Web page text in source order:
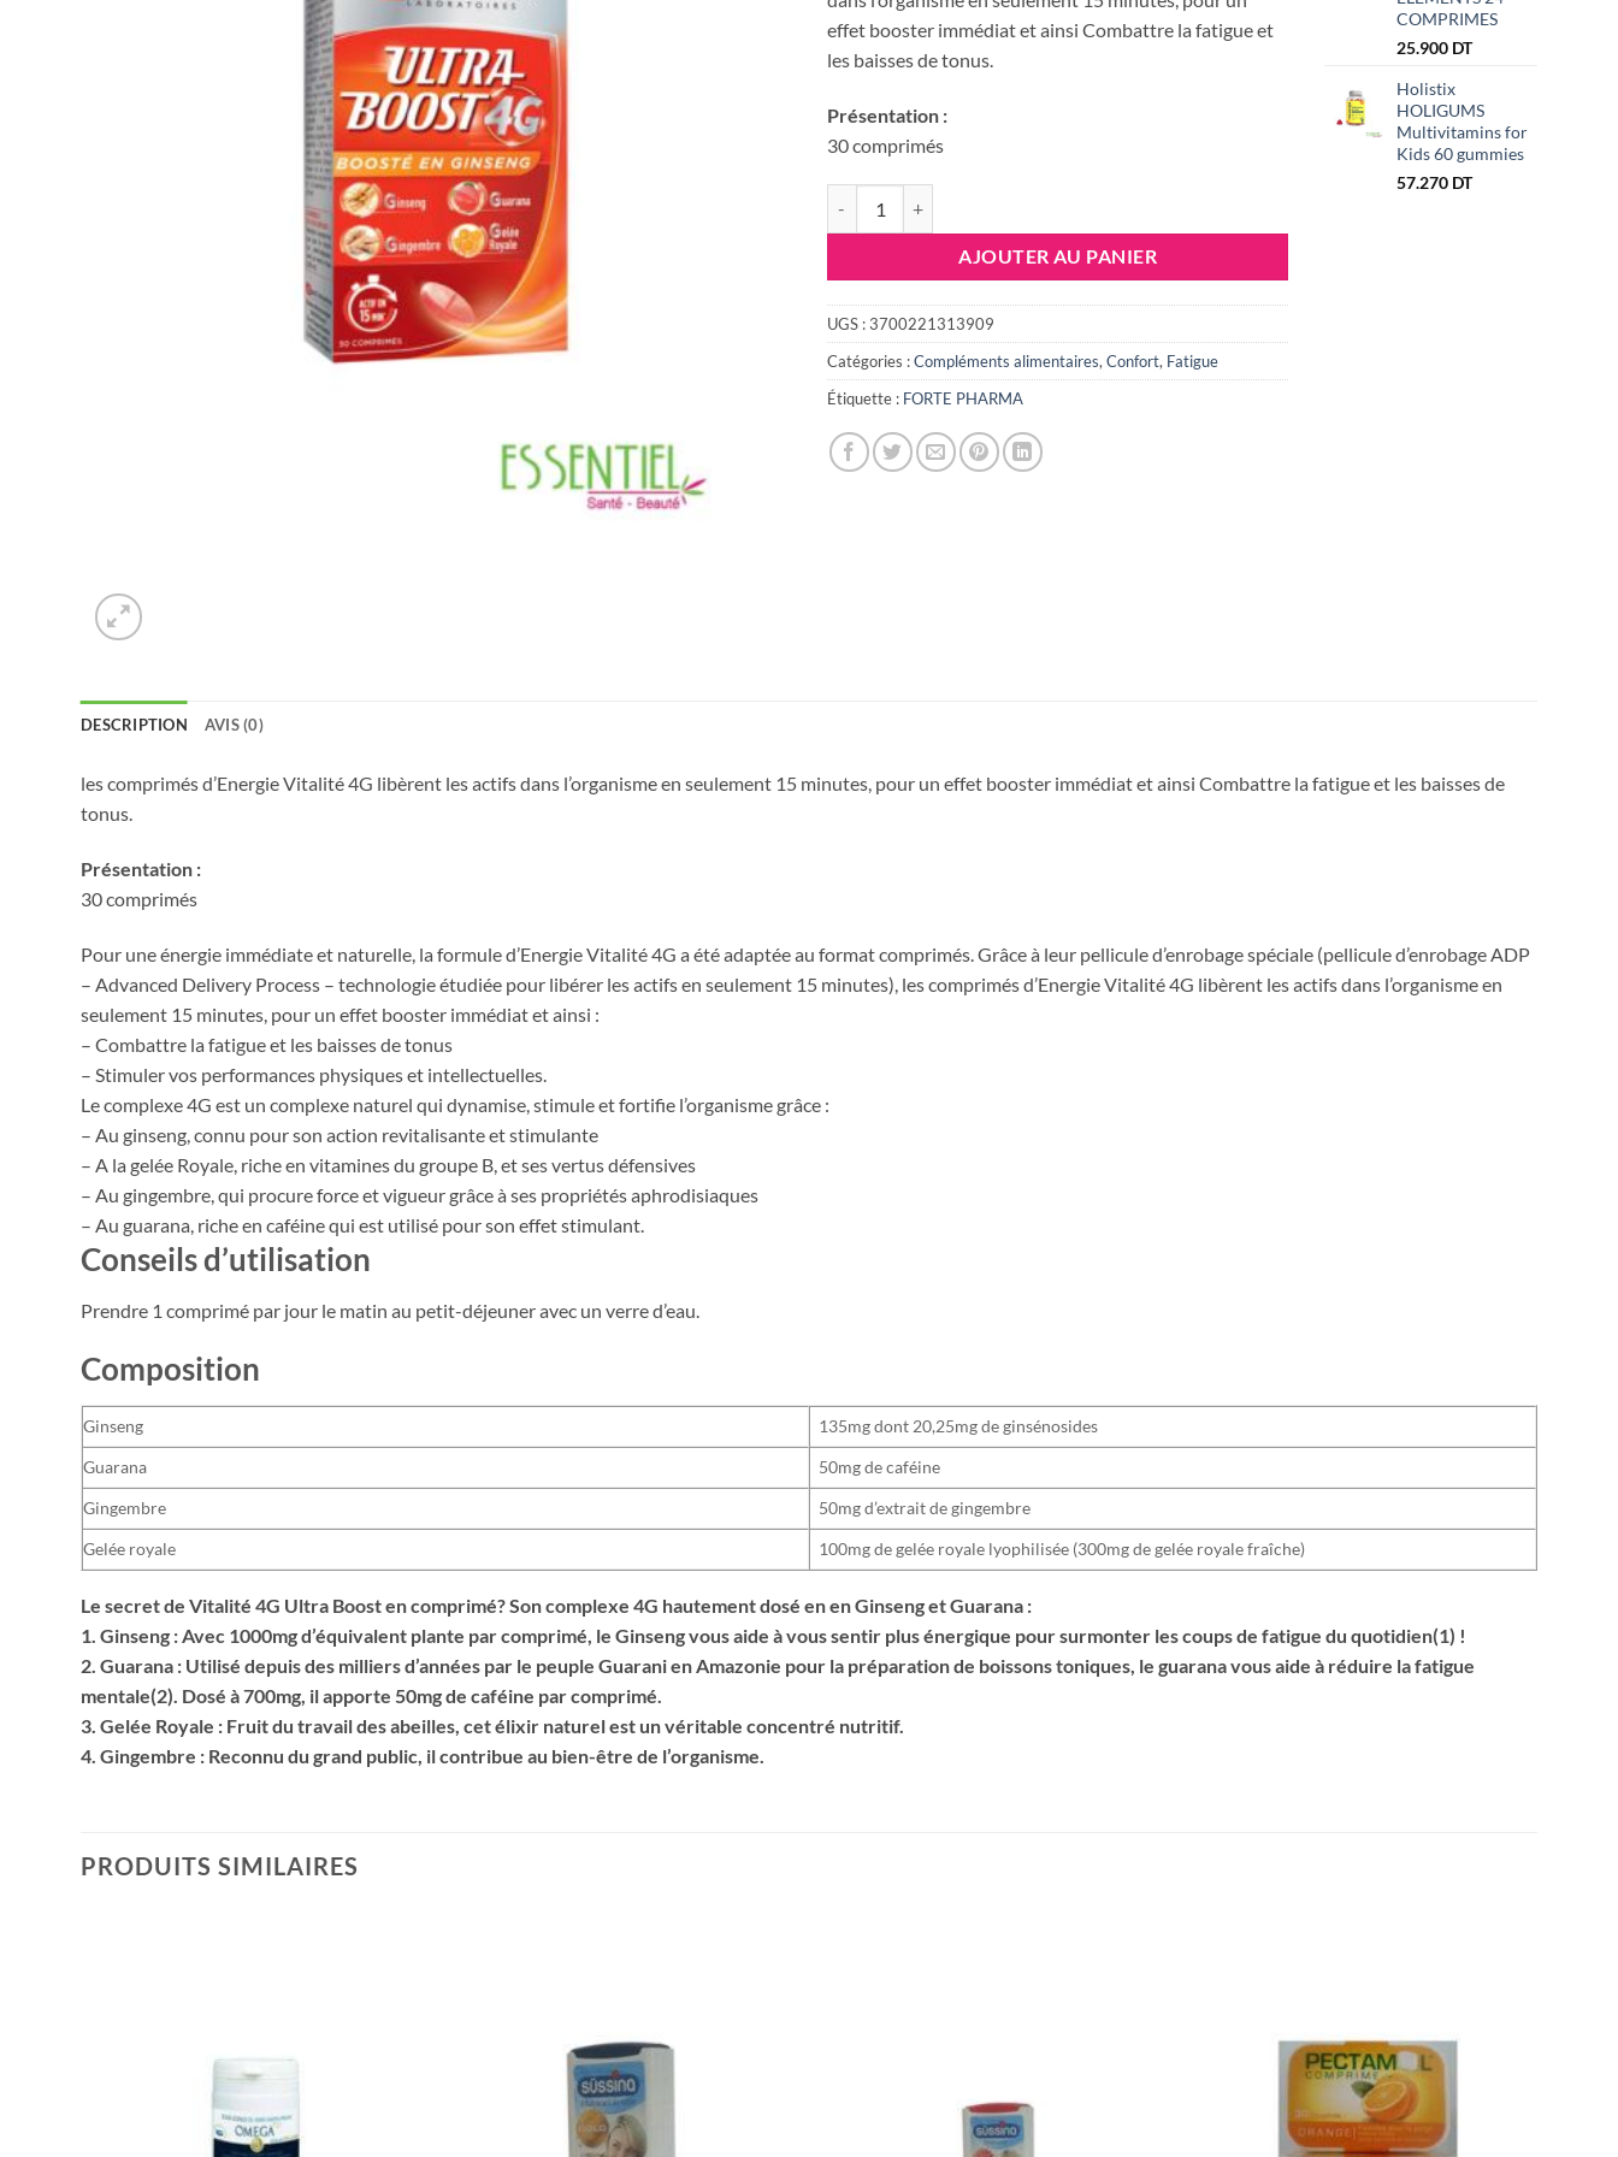
effet booster immédiat et ainsi Combattre la fatigue et
les baisses de tonus.
Présentation :
30 comprimés
AJOUTER AU PANIER
UGS :3700221313909
Catégories :Compléments alimentaires,Confort, Fatigue
Étiquette : FORTE PHARMA
COMPRIMES
25.900 DT
Holistix
HOLIGUMS
Multivitamins for
Kids 60 gummies
57.270 DT
DESCRIPTION AVIS (0)
les comprimés d’Energie Vitalité 4G libèrent les actifs dans l’organisme en seulement 15 minutes, pour un effet booster immédiat et ainsi Combattre la fatigue et les baisses de
tonus.
Présentation :
30 comprimés
Pour une énergie immédiate et naturelle, la formule d’Energie Vitalité 4G a été adaptée au format comprimés. Grâce à leur pellicule d’enrobage spéciale (pellicule d’enrobage ADP
– Advanced Delivery Process – technologie étudiée pour libérer les actifs en seulement 15 minutes), les comprimés d’Energie Vitalité 4G libèrent les actifs dans l’organisme en
seulement 15 minutes, pour un effet booster immédiat et ainsi :
– Combattre la fatigue et les baisses de tonus
– Stimuler vos performances physiques et intellectuelles.
Le complexe 4G est un complexe naturel qui dynamise, stimule et fortifie l’organisme grâce :
– Au ginseng, connu pour son action revitalisante et stimulante
– A la gelée Royale, riche en vitamines du groupe B, et ses vertus défensives
– Au gingembre, qui procure force et vigueur grâce à ses propriétés aphrodisiaques
– Au guarana, riche en caféine qui est utilisé pour son effet stimulant.
Conseils d’utilisation
Prendre 1 comprimé par jour le matin au petit-déjeuner avec un verre d’eau.
Composition
Ginseng
135mg dont 20,25mg de ginsénosides
Guarana
50mg de caféine
Gingembre
50mg d’extrait de gingembre
Gelée royale
100mg de gelée royale lyophilisée (300mg de gelée royale fraîche)
Le secret de Vitalité 4G Ultra Boost en comprimé? Son complexe 4G hautement dosé en en Ginseng et Guarana :
1. Ginseng : Avec 1000mg d’équivalent plante par comprimé, le Ginseng vous aide à vous sentir plus énergique pour surmonter les coups de fatigue du quotidien(1) !
2. Guarana : Utilisé depuis des milliers d’années par le peuple Guarani en Amazonie pour la préparation de boissons toniques, le guarana vous aide à réduire la fatigue
mentale(2). Dosé à 700mg, il apporte 50mg de caféine par comprimé.
3. Gelée Royale : Fruit du travail des abeilles, cet élixir naturel est un véritable concentré nutritif.
4. Gingembre : Reconnu du grand public, il contribue au bien-être de l’organisme.
PRODUITS SIMILAIRES